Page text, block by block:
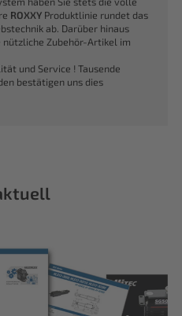
ROXXY Produktlinie rundet das
ab. Darüber hinaus
Zubehör-Artikel im
und Service ! Tausende
bestätigen uns dies